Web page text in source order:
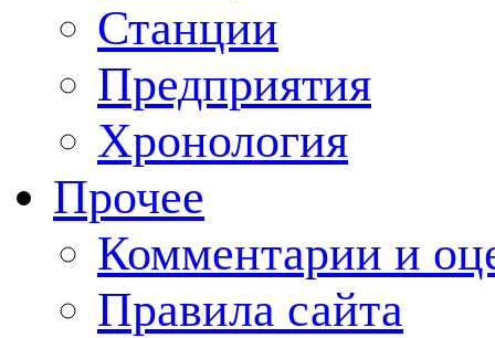
Станции
Предприятия
Хронология
Прочее
Комментарии и
Правила сайта